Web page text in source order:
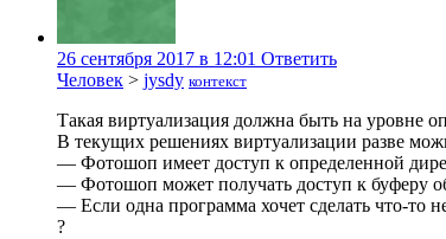
26 сентября 2017 в 12:01 Ответить
Человек > jysdy контекст
Такая виртуализация должна быть на уровне
В текущих решениях виртуализации разве
— Фотошоп имеет доступ к определенной
— Фотошоп может получать доступ к буферу
— Если одна программа хочет сделать что-то
?